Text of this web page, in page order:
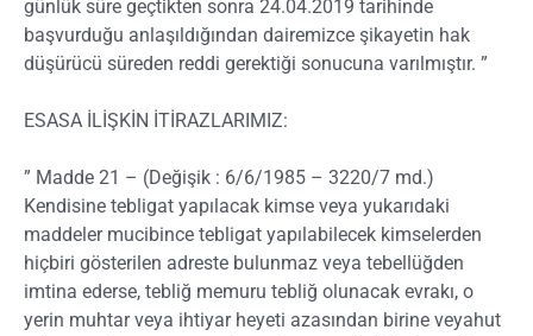
günlük süre geçtikten sonra 24.04.2019 tarihinde
başvurduğu anlaşıldığından dairemizce şikayetin hak
düşürücü süreden reddi gerektiği sonucuna varılmıştır. ”
ESASA İLİŞKİN İTİRAZLARIMIZ:
” Madde 21 – (Değişik : 6/6/1985 – 3220/7 md.)
Kendisine tebligat yapılacak kimse veya yukarıdaki
maddeler mucibince tebligat yapılabilecek kimselerden
hiçbiri gösterilen adreste bulunmaz veya tebellüğden
imtina ederse, tebliğ memuru tebliğ olunacak evrakı, o
yerin muhtar veya ihtiyar heyeti azasından birine veyahut